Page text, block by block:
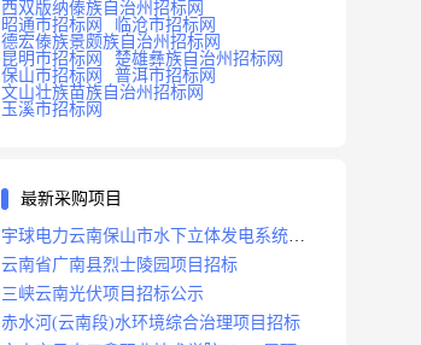
西双版纳傣族自治州招标网
昭通市招标网
临沧市招标网
德宏傣族景颇族自治州招标网
昆明市招标网
楚雄彝族自治州招标网
保山市招标网
普洱市招标网
文山壮族苗族自治州招标网
玉溪市招标网
最新采购项目
宇球电力云南保山市水下立体发电系统项
目招标
云南省广南县烈士陵园项目招标
三峡云南光伏项目招标公示
赤水河(云南段)水环境综合治理项目招标